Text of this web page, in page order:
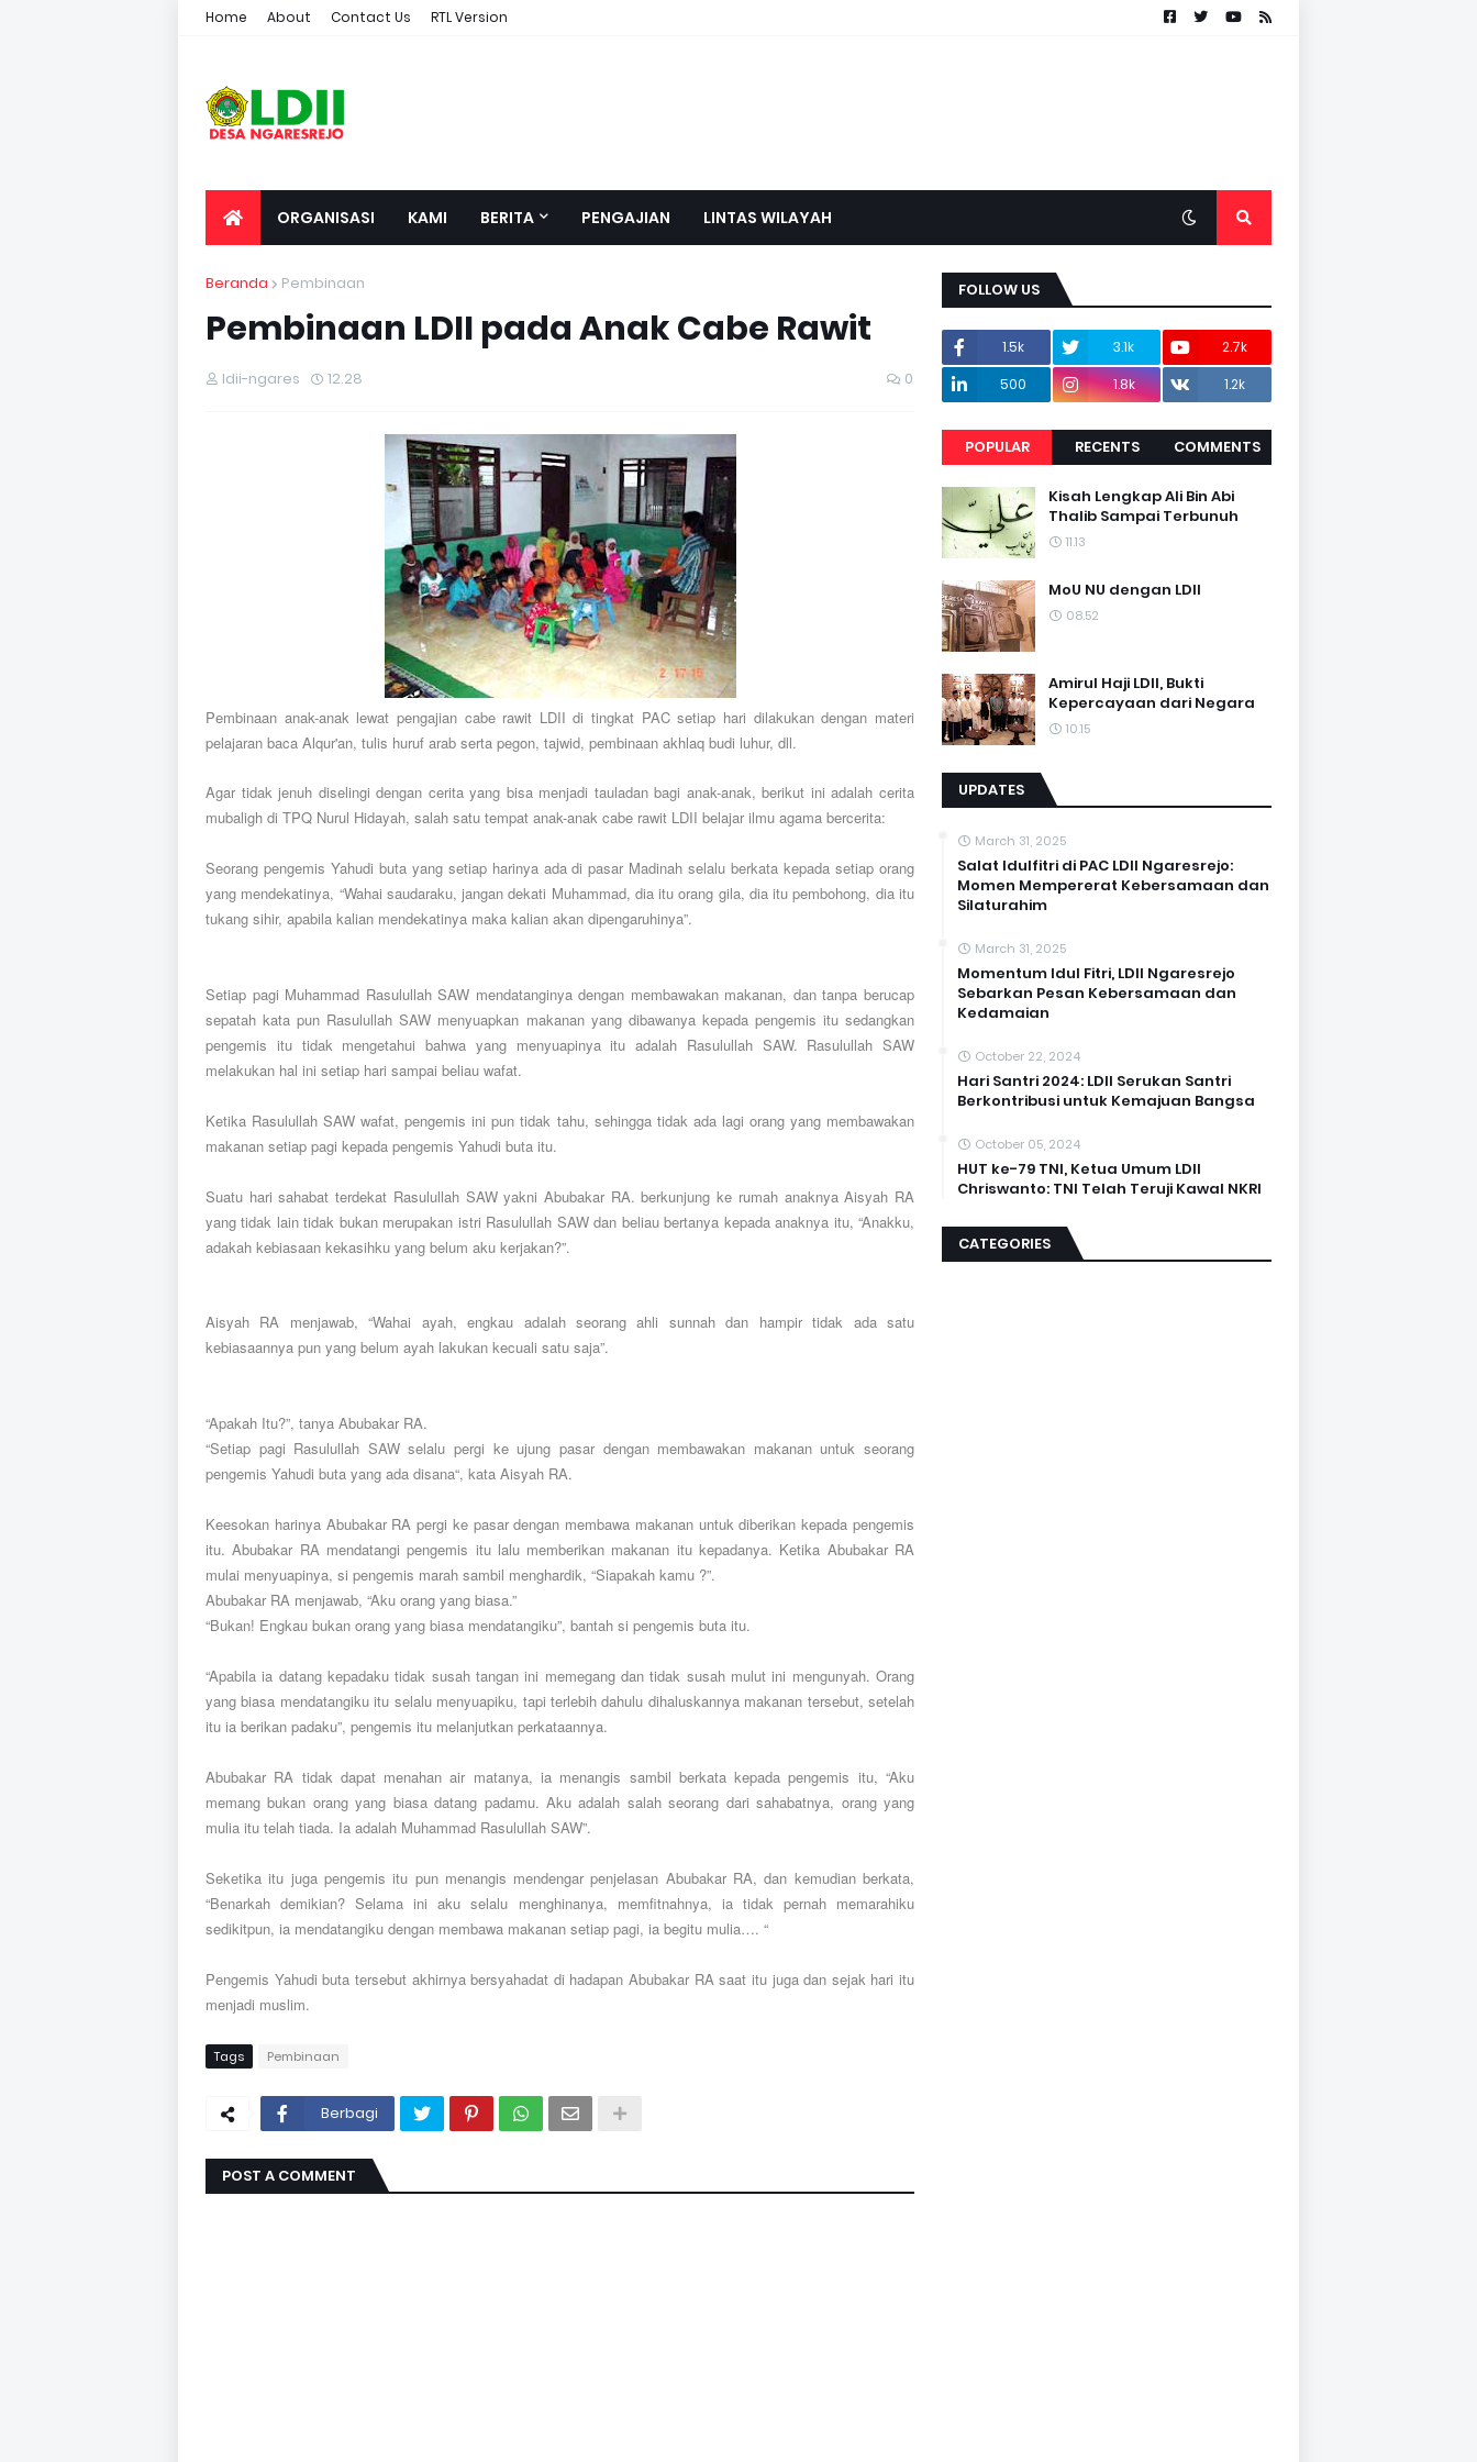
Home About Contact Us RTL Version
ORGANISASI KAMI BERITA PENGAJIAN LINTAS WILAYAH
Beranda Pembinaan
Pembinaan LDII pada Anak Cabe Rawit
ldii-ngares 12.28 0
Pembinaan anak-anak lewat pengajian cabe rawit LDII di tingkat PAC setiap hari dilakukan dengan materi
pelajaran baca Alqur'an, tulis huruf arab serta pegon, tajwid, pembinaan akhlaq budi luhur, dll.
Agar tidak jenuh diselingi dengan cerita yang bisa menjadi tauladan bagi anak-anak, berikut ini adalah cerita
mubaligh di TPQ Nurul Hidayah, salah satu tempat anak-anak cabe rawit LDII belajar ilmu agama bercerita:
Seorang pengemis Yahudi buta yang setiap harinya ada di pasar Madinah selalu berkata kepada setiap orang
yang mendekatinya, “Wahai saudaraku, jangan dekati Muhammad, dia itu orang gila, dia itu pembohong, dia itu
tukang sihir, apabila kalian mendekatinya maka kalian akan dipengaruhinya”.
Setiap pagi Muhammad Rasulullah SAW mendatanginya dengan membawakan makanan, dan tanpa berucap
sepatah kata pun Rasulullah SAW menyuapkan makanan yang dibawanya kepada pengemis itu sedangkan
pengemis itu tidak mengetahui bahwa yang menyuapinya itu adalah Rasulullah SAW. Rasulullah SAW
melakukan hal ini setiap hari sampai beliau wafat.
Ketika Rasulullah SAW wafat, pengemis ini pun tidak tahu, sehingga tidak ada lagi orang yang membawakan
makanan setiap pagi kepada pengemis Yahudi buta itu.
Suatu hari sahabat terdekat Rasulullah SAW yakni Abubakar RA. berkunjung ke rumah anaknya Aisyah RA
yang tidak lain tidak bukan merupakan istri Rasulullah SAW dan beliau bertanya kepada anaknya itu, “Anakku,
adakah kebiasaan kekasihku yang belum aku kerjakan?”.
Aisyah RA menjawab, “Wahai ayah, engkau adalah seorang ahli sunnah dan hampir tidak ada satu
kebiasaannya pun yang belum ayah lakukan kecuali satu saja”.
“Apakah Itu?”, tanya Abubakar RA.
“Setiap pagi Rasulullah SAW selalu pergi ke ujung pasar dengan membawakan makanan untuk seorang
pengemis Yahudi buta yang ada disana“, kata Aisyah RA.
Keesokan harinya Abubakar RA pergi ke pasar dengan membawa makanan untuk diberikan kepada pengemis
itu. Abubakar RA mendatangi pengemis itu lalu memberikan makanan itu kepadanya. Ketika Abubakar RA
mulai menyuapinya, si pengemis marah sambil menghardik, “Siapakah kamu ?”.
Abubakar RA menjawab, “Aku orang yang biasa.”
“Bukan! Engkau bukan orang yang biasa mendatangiku”, bantah si pengemis buta itu.
“Apabila ia datang kepadaku tidak susah tangan ini memegang dan tidak susah mulut ini mengunyah. Orang
yang biasa mendatangiku itu selalu menyuapiku, tapi terlebih dahulu dihaluskannya makanan tersebut, setelah
itu ia berikan padaku”, pengemis itu melanjutkan perkataannya.
Abubakar RA tidak dapat menahan air matanya, ia menangis sambil berkata kepada pengemis itu, “Aku
memang bukan orang yang biasa datang padamu. Aku adalah salah seorang dari sahabatnya, orang yang
mulia itu telah tiada. Ia adalah Muhammad Rasulullah SAW”.
Seketika itu juga pengemis itu pun menangis mendengar penjelasan Abubakar RA, dan kemudian berkata,
“Benarkah demikian? Selama ini aku selalu menghinanya, memfitnahnya, ia tidak pernah memarahiku
sedikitpun, ia mendatangiku dengan membawa makanan setiap pagi, ia begitu mulia…. “
Pengemis Yahudi buta tersebut akhirnya bersyahadat di hadapan Abubakar RA saat itu juga dan sejak hari itu
menjadi muslim.
Tags Pembinaan
Berbagi
POST A COMMENT
FOLLOW US
1.5k 3.1k
2.7k
500
1.8k 1.2k
POPULAR RECENTS COMMENTS
Kisah Lengkap Ali Bin Abi
Thalib Sampai Terbunuh
11.13
MoU NU dengan LDII
08.52
Amirul Haji LDII, Bukti
Kepercayaan dari Negara
10.15
UPDATES
March 31, 2025
Salat Idulfitri di PAC LDII Ngaresrejo:
Momen Mempererat Kebersamaan dan
Silaturahim
March 31, 2025
Momentum Idul Fitri, LDII Ngaresrejo
Sebarkan Pesan Kebersamaan dan
Kedamaian
October 22, 2024
Hari Santri 2024: LDII Serukan Santri
Berkontribusi untuk Kemajuan Bangsa
October 05, 2024
HUT ke-79 TNI, Ketua Umum LDII
Chriswanto: TNI Telah Teruji Kawal NKRI
CATEGORIES